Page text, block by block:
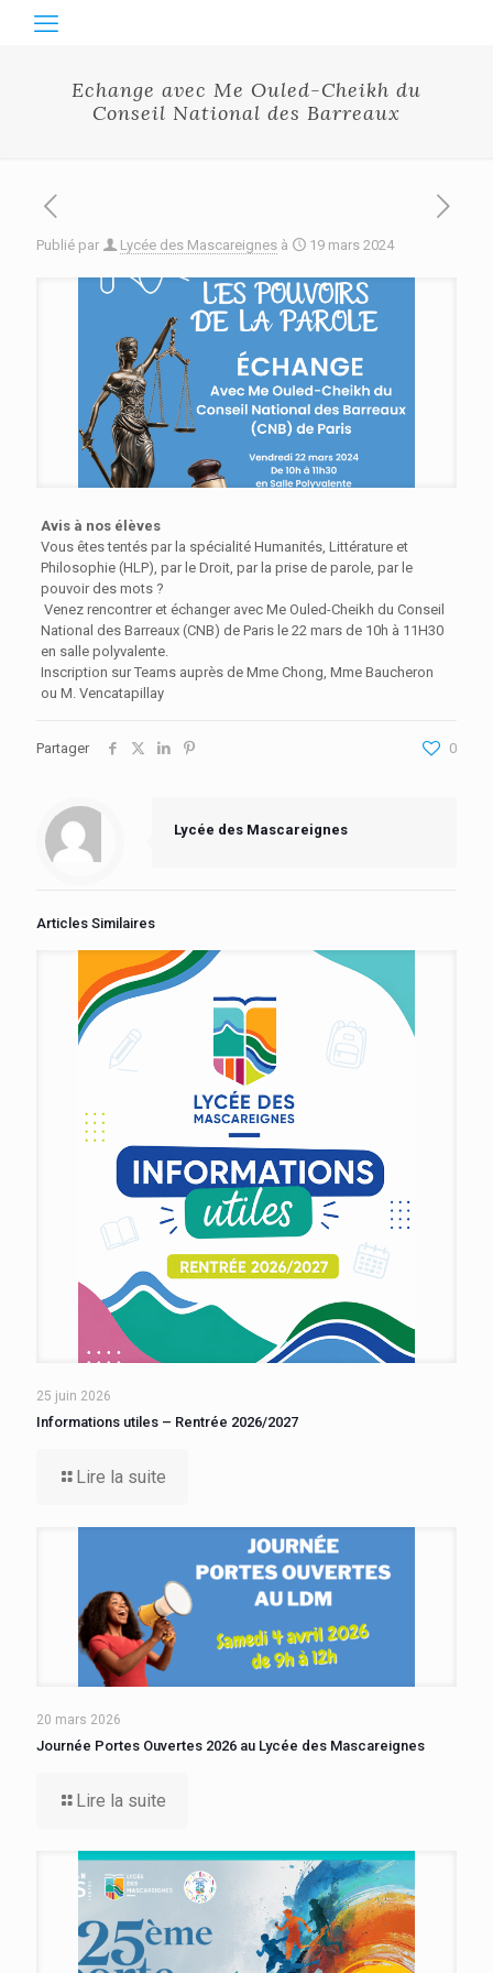
Echange avec Me Ouled-Cheikh du
Conseil National des Barreaux
Publié par Lycée des Mascareignes à 19 mars 2024
Avis à nos élèves
Vous êtes tentés par la spécialité Humanités, Littérature et
Philosophie (HLP), par le Droit, par la prise de parole, par le
pouvoir des mots ?
Venez rencontrer et échanger avec Me Ouled-Cheikh du Conseil
National des Barreaux (CNB) de Paris le 22 mars de 10h à 11H30
en salle polyvalente.
Inscription sur Teams auprès de Mme Chong, Mme Baucheron
ou M. Vencatapillay
Partager 0
Lycée des Mascareignes
Articles Similaires
25 juin 2026
Informations utiles – Rentrée 2026/2027
Lire la suite
20 mars 2026
Journée Portes Ouvertes 2026 au Lycée des Mascareignes
Lire la suite